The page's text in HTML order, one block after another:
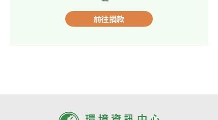
前往捐款